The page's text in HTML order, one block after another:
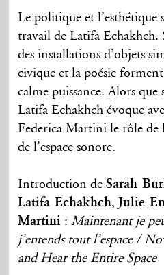
Le politique et l’esthétique
travail de Latifa Echakhch.
des installations d’objets
civique et la poésie
calme puissance. Alors que
Latifa Echakhch évoque
Federica Martini le rôle de
de l’espace sonore.
Introduction deSarah
Latifa Echakhch, Julie
Martini :Maintenant je
j’entends tout l’espace /
and Hear the Entire Space